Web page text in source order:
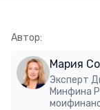
Автор:
Мария
Эксперт
Минфина